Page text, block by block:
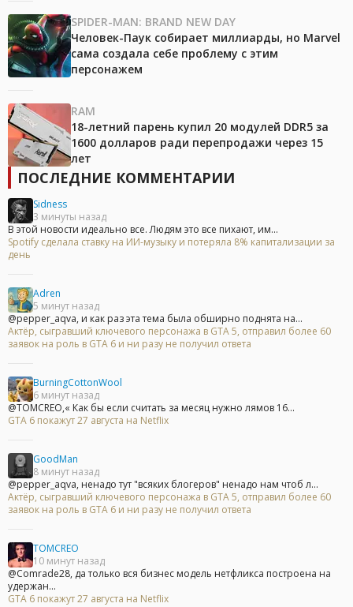
SPIDER-MAN: BRAND NEW DAY
Человек-Паук собирает миллиарды, но Marvel
сама создала себе проблему с этим
персонажем
RAM
18-летний парень купил 20 модулей DDR5 за
1600 долларов ради перепродажи через 15
лет
ПОСЛЕДНИЕ КОММЕНТАРИИ
Sidness
3 минуты назад
В этой новости идеально все. Людям это все пихают, им...
Spotify сделала ставку на ИИ-музыку и потеряла 8% капитализации за
день
Adren
5 минут назад
@pepper_aqva, и как раз эта тема была обширно поднята на...
Актёр, сыгравший ключевого персонажа в GTA 5, отправил более 60
заявок на роль в GTA 6 и ни разу не получил ответа
BurningCottonWool
6 минут назад
@TOMCREO,« Как бы если считать за месяц нужно лямов 16...
GTA 6 покажут 27 августа на Netflix
GoodMan
8 минут назад
@pepper_aqva, ненадо тут "всяких блогеров" ненадо нам чтоб л...
Актёр, сыгравший ключевого персонажа в GTA 5, отправил более 60
заявок на роль в GTA 6 и ни разу не получил ответа
TOMCREO
10 минут назад
@Comrade28, да только вся бизнес модель нетфликса построена на
удержан...
GTA 6 покажут 27 августа на Netflix